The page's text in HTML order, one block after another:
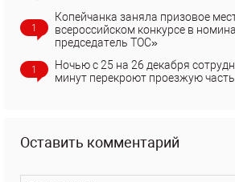
1
Копейчанка заняла призовое
всероссийском конкурсе в
председатель ТОС»
1
Ночью с 25 на 26 декабря
минут перекроют проезжую часть
Оставить комментарий